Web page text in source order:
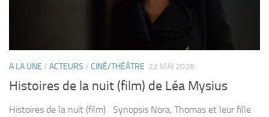
A LA UNE / ACTEURS / CINÉ/THÉÂTRE 22 MAI 2026
Histoires de la nuit (film) de Léa Mysius
Histoires de la nuit (film) Synopsis Nora, Thomas et leur fille